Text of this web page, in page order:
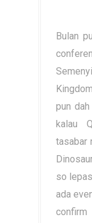
Bulan
pun
kalau
tasabar
so
ada